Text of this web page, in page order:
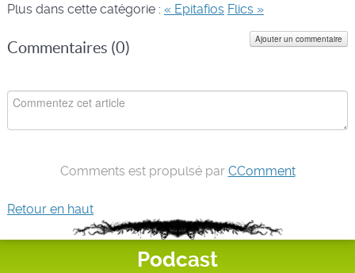
Plus dans cette catégorie : « Epitafios Flics »
Commentaires (0)
Ajouter un commentaire
Comments est propulsé par CComment
Retour en haut
Podcast